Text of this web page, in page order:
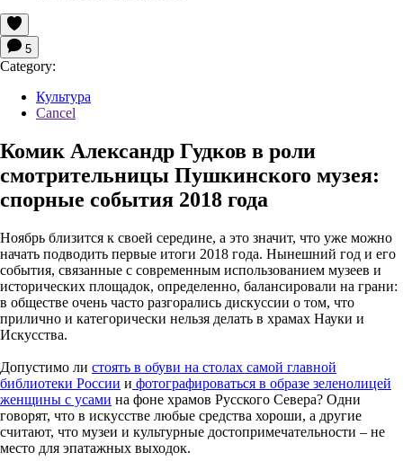
5
Category:
Культура
Cancel
Комик Александр Гудков в роли
смотрительницы Пушкинского музея:
спорные события 2018 года
Ноябрь близится к своей середине, а это значит, что уже можно
начать подводить первые итоги 2018 года. Нынешний год и его
события, связанные с современным использованием музеев и
исторических площадок, определенно, балансировали на грани:
в обществе очень часто разгорались дискуссии о том, что
прилично и категорически нельзя делать в храмах Науки и
Искусства.
Допустимо ли стоять в обуви на столах самой главной
библиотеки России и фотографироваться в образе зеленолицей
женщины с усами на фоне храмов Русского Севера? Одни
говорят, что в искусстве любые средства хороши, а другие
считают, что музеи и культурные достопримечательности – не
место для эпатажных выходок.